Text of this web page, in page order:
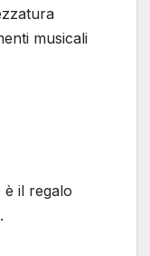
musicali
è il regalo